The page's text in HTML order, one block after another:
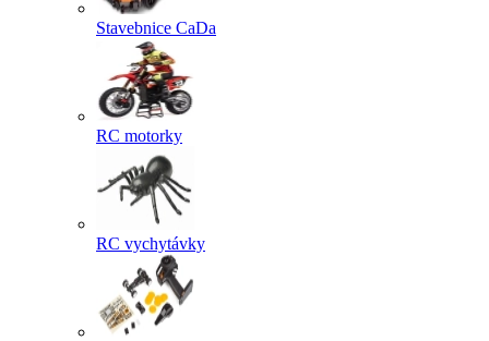
Stavebnice CaDa
RC motorky
RC vychytávky